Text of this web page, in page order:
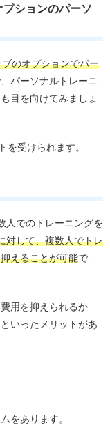
ションのパーソ
のオプションでパー
パーソナルトレーニ
目を向けてみましょ
受けられます。
人でのトレーニングを
対して、複数人でトレ
えることが可能で
用を抑えられるか
いったメリットがあ
をあります。